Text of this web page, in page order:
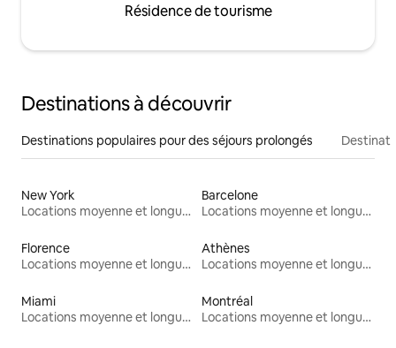
Résidence de tourisme
Destinations à découvrir
Destinations populaires pour des séjours prolongés
New York
Locations moyenne et longue durée
Barcelone
Locations moyenne et longue durée
Florence
Locations moyenne et longue durée
Athènes
Locations moyenne et longue durée
Miami
Locations moyenne et longue durée
Montréal
Locations moyenne et longue durée